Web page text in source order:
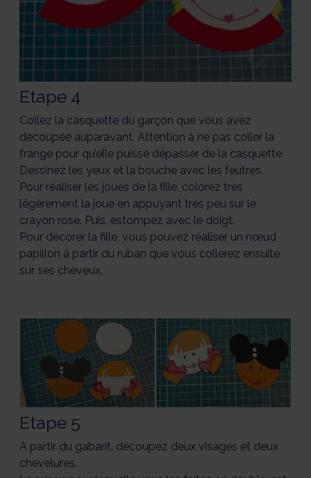
Etape 4
Collez la casquette du garçon que vous avez
découpée auparavant. Attention à ne pas coller la
frange pour qu’elle puisse dépasser de la casquette.
Dessinez les yeux et la bouche avec les feutres.
Pour réaliser les joues de la fille, colorez très
légèrement la joue en appuyant très peu sur le
crayon rose. Puis, estompez avec le doigt.
Pour décorer la fille, vous pouvez réaliser un nœud
papillon à partir du ruban que vous collerez ensuite
sur ses cheveux.
Etape 5
A partir du gabarit, découpez deux visages et deux
chevelures.